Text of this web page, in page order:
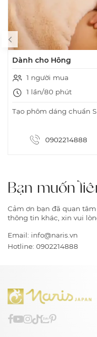
Dành cho Hông
1 người mua
1 lần/80 phút
Tạo phôm dáng chuẩn
0902214888
Bạn muốn
Cảm ơn bạn đã quan
thông tin khác, xin vui
Email: info@naris.vn
Hotline: 0902214888